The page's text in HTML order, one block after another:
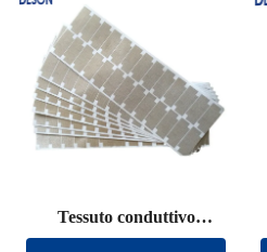
Tessuto conduttivo
schermante fustellato